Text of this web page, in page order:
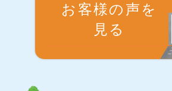
お客様の声を
見る